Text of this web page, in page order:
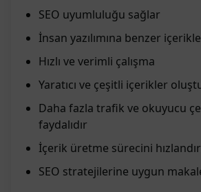
SEO uyumluluğu sağlar
İnsan yazılımına benzer
Hızlı ve verimli çalışma
Yaratıcı ve çeşitli içerikler
Daha fazla trafik ve okuyucu
faydalıdır
İçerik üretme sürecini
SEO stratejilerine uygun